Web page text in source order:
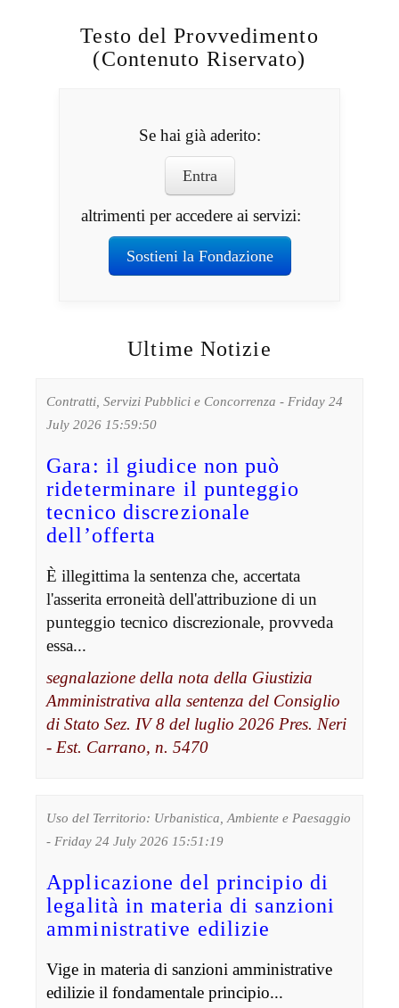
Testo del Provvedimento
(Contenuto Riservato)
Se hai già aderito:
Entra
altrimenti per accedere ai servizi:
Sostieni la Fondazione
Ultime Notizie
Contratti, Servizi Pubblici e Concorrenza - Friday 24
July 2026 15:59:50
Gara: il giudice non può
rideterminare il punteggio
tecnico discrezionale
dell’offerta
È illegittima la sentenza che, accertata
l'asserita erroneità dell'attribuzione di un
punteggio tecnico discrezionale, provveda
essa...
segnalazione della nota della Giustizia
Amministrativa alla sentenza del Consiglio
di Stato Sez. IV 8 del luglio 2026 Pres. Neri
- Est. Carrano, n. 5470
Uso del Territorio: Urbanistica, Ambiente e Paesaggio
- Friday 24 July 2026 15:51:19
Applicazione del principio di
legalità in materia di sanzioni
amministrative edilizie
Vige in materia di sanzioni amministrative
edilizie il fondamentale principio...